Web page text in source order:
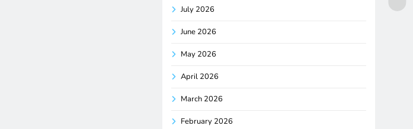
July 2026
June 2026
May 2026
April 2026
March 2026
February 2026